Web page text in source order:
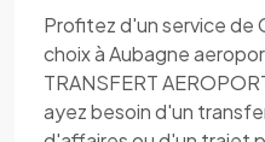
Profitez d'un service de
choix à Aubagne
TRANSFERT
ayez besoin d'un